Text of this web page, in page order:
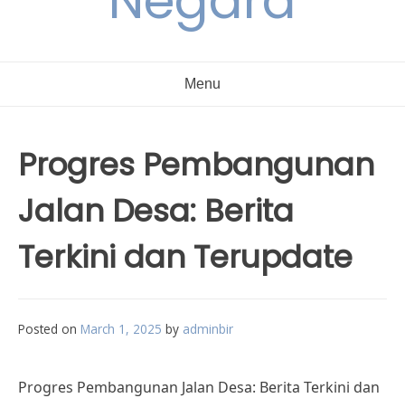
Menu
Progres Pembangunan
Jalan Desa: Berita
Terkini dan Terupdate
Posted on March 1, 2025 by adminbir
Progres Pembangunan Jalan Desa: Berita Terkini dan